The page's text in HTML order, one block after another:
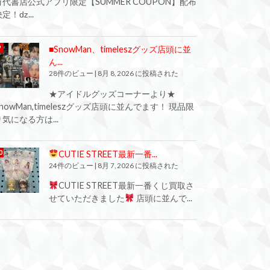
定！ǳ...
■SnowMan、timeleszグッズ店頭に並
ん...
28件のビュー 8月 8, 2026 に投稿された
★アイドルグッズコーナーより★
グッズ店頭に並んでます！ 現品限
気になる方は...
CUTIE STREET最新一番...
24件のビュー | 8月 7, 2026 に投稿された
CUTIE STREET最新一番くじ買取さ
せていただきました
店頭に並んで...